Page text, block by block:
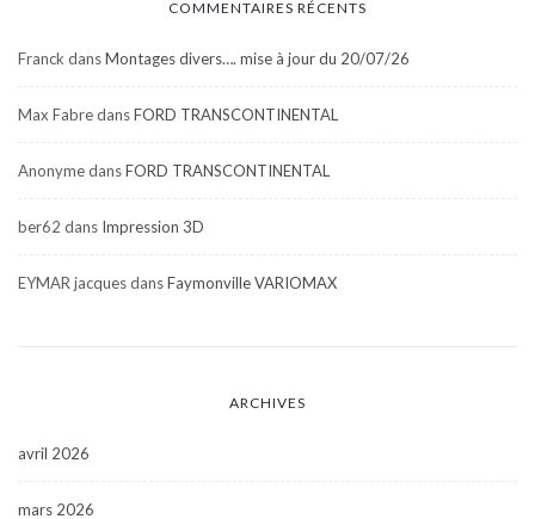
COMMENTAIRES RÉCENTS
Franck dansMontages divers…. mise à jour du 20/07/26
Max FabredansFORD TRANSCONTINENTAL
AnonymedansFORD TRANSCONTINENTAL
ber62 dans Impression 3D
EYMAR jacquesdansFaymonville VARIOMAX
ARCHIVES
avril 2026
mars 2026